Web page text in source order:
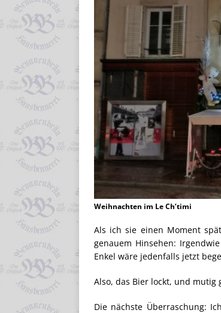
Weihnachten im Le Ch’timi
Als ich sie einen Moment
genauem Hinsehen:
Enkel wäre jedenfalls jetzt
Also, das Bier lockt, und
Die nächste Überraschung: